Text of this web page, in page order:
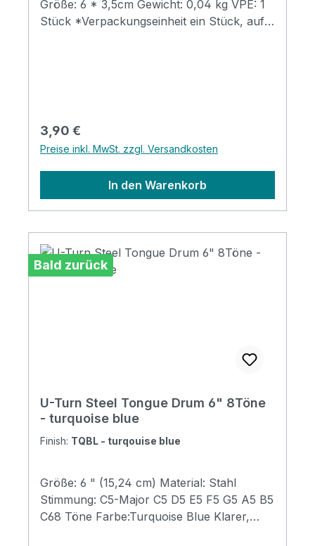
Größe: 6 * 3,5cm Gewicht: 0,04 kg VPE: 1
Stück *Verpackungseinheit ein Stück, auf
Regulärer Preis:
3,90 €
Preise inkl. MwSt. zzgl. Versandkosten
In den Warenkorb
Bald zurück
U-Turn Steel Tongue Drum 6" 8Töne
- turquoise blue
Finish: TQBL - turqouise blue
Größe: 6 " (15,24 cm) Material: Stahl
Stimmung: C5-Major C5 D5 E5 F5 G5 A5 B5
C68 Töne Farbe:Turquoise Blue Klarer,